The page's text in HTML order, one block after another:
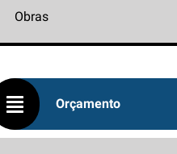
Obras
Orçamento